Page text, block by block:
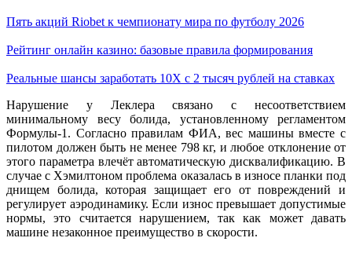
Пять акций Riobet к чемпионату мира по футболу 2026
Рейтинг онлайн казино: базовые правила формирования
Реальные шансы заработать 10X с 2 тысяч рублей на ставках
Нарушение у Леклера связано с несоответствием
минимальному весу болида, установленному регламентом
Формулы-1. Согласно правилам ФИА, вес машины вместе с
пилотом должен быть не менее 798 кг, и любое отклонение от
этого параметра влечёт автоматическую дисквалификацию. В
случае с Хэмилтоном проблема оказалась в износе планки под
днищем болида, которая защищает его от повреждений и
регулирует аэродинамику. Если износ превышает допустимые
нормы, это считается нарушением, так как может давать
машине незаконное преимущество в скорости.